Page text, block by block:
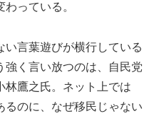
っている。
い言葉遊びが横行している
強く言い放つのは、自民党
林鷹之氏。ネット上では
るのに、なぜ移民じゃない